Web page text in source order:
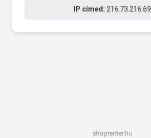
IP címed: 216.73.216.69
shoprenter.hu